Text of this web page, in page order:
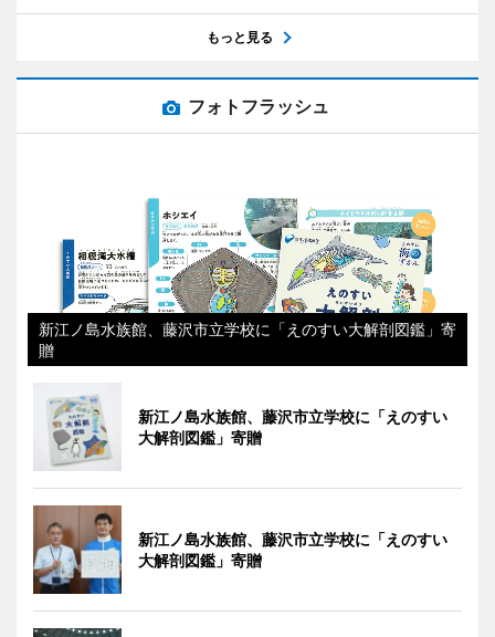
もっと見る
フォトフラッシュ
新江ノ島水族館、藤沢市立学校に「えのすい大解剖図鑑」寄
贈
新江ノ島水族館、藤沢市立学校に「えのすい
大解剖図鑑」寄贈
新江ノ島水族館、藤沢市立学校に「えのすい
大解剖図鑑」寄贈